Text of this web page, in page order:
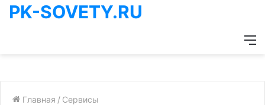
PK-SOVETY.RU
Главная / Сервисы